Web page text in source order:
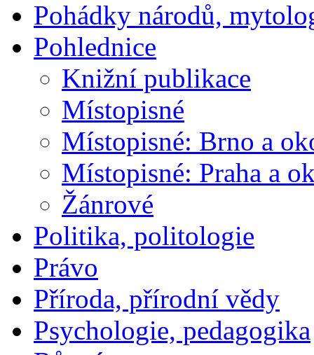
Pohádky národů,
Pohlednice
Knižní publikace
Místopisné
Místopisné: Brno a
Místopisné: Praha a
Žánrové
Politika, politologie
Právo
Příroda, přírodní vědy
Psychologie, pedagogika